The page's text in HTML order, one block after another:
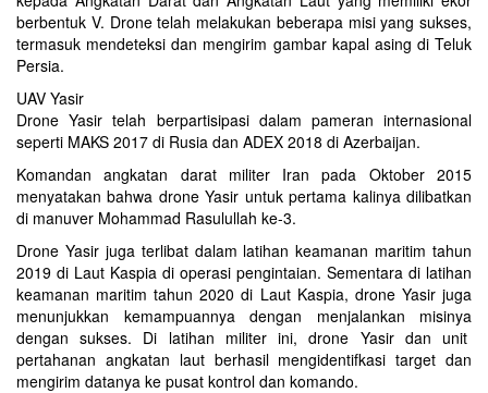
berbentuk V. Drone telah melakukan beberapa misi yang sukses,
termasuk mendeteksi dan mengirim gambar kapal asing di Teluk
Persia.
UAV Yasir
Drone Yasir telah berpartisipasi dalam pameran internasional
seperti MAKS 2017 di Rusia dan ADEX 2018 di Azerbaijan.
Komandan angkatan darat militer Iran pada Oktober 2015
menyatakan bahwa drone Yasir untuk pertama kalinya dilibatkan
di manuver Mohammad Rasulullah ke-3.
Drone Yasir juga terlibat dalam latihan keamanan maritim tahun
2019 di Laut Kaspia di operasi pengintaian. Sementara di latihan
keamanan maritim tahun 2020 di Laut Kaspia, drone Yasir juga
menunjukkan kemampuannya dengan menjalankan misinya
dengan sukses. Di latihan militer ini, drone Yasir dan unit
pertahanan angkatan laut berhasil mengidentifkasi target dan
mengirim datanya ke pusat kontrol dan komando.